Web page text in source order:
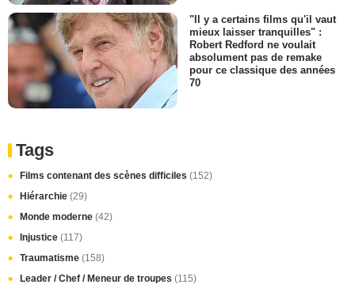
"Il y a certains films qu'il vaut
mieux laisser tranquilles" :
Robert Redford ne voulait
absolument pas de remake
pour ce classique des années
70
Tags
Films contenant des scènes difficiles (152)
Hiérarchie (29)
Monde moderne (42)
Injustice (117)
Traumatisme (158)
Leader / Chef / Meneur de troupes (115)